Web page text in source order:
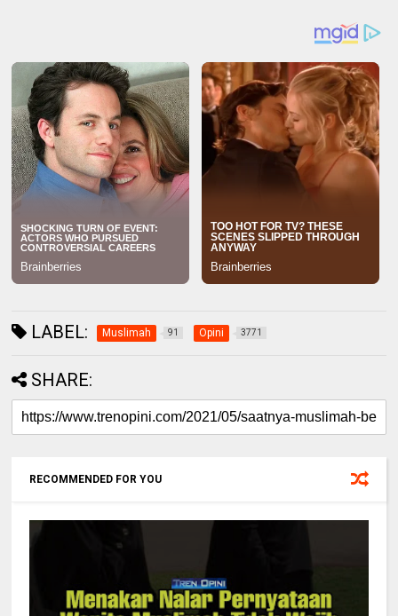
LABEL: Muslimah 91 Opini 3771
SHARE:
RECOMMENDED FOR YOU